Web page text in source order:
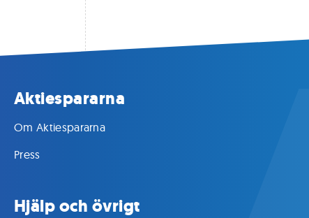
Aktiespararna
Om Aktiespararna
Press
Hjälp och övrigt